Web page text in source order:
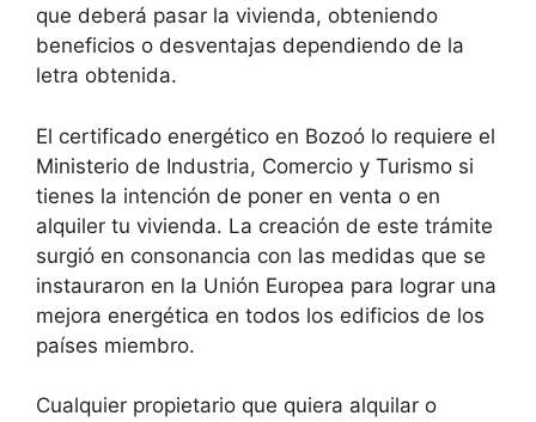
que deberá pasar la vivienda, obteniendo
beneficios o desventajas dependiendo de la
letra obtenida.
El certificado energético en Bozoó lo requiere el
Ministerio de Industria, Comercio y Turismo si
tienes la intención de poner en venta o en
alquiler tu vivienda. La creación de este trámite
surgió en consonancia con las medidas que se
instauraron en la Unión Europea para lograr una
mejora energética en todos los edificios de los
países miembro.
Cualquier propietario que quiera alquilar o